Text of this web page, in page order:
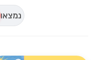
נמצאו